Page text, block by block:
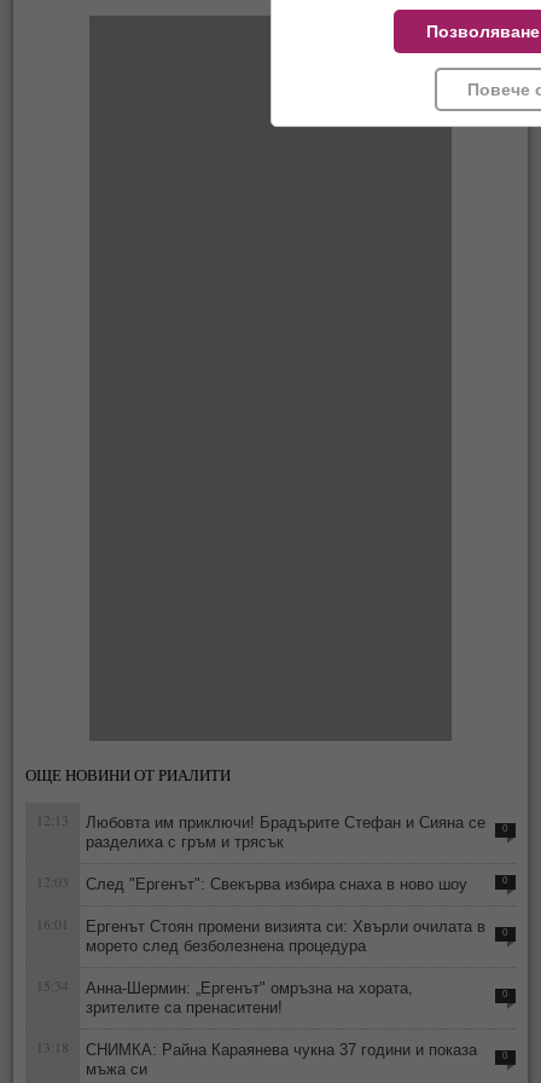
ОЩЕ НОВИНИ ОТ РИАЛИТИ
12:13
Любовта им приключи! Брадърите Стефан и Сияна се
разделиха с гръм и трясък
0
12:03 След "Ергенът": Свекърва избира снаха в ново шоу 0
16:01
Ергенът Стоян промени визията си: Хвърли очилата в
морето след безболезнена процедура
0
15:34
Анна-Шермин: „Ергенът" омръзна на хората,
зрителите са пренаситени!
0
13:18
СНИМКА: Райна Караянева чукна 37 години и показа
мъжа си
0
Повече